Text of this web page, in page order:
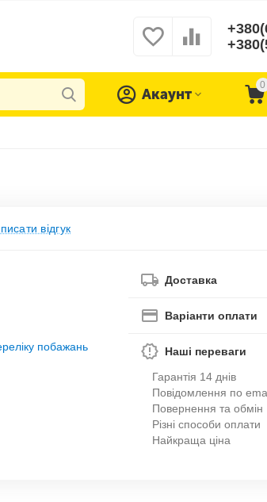
0
Акаунт
відгук
побажань
Доставка
Варіанти оплати
Наші переваги
Гарантія 14 днів
Повідомлення по
Повернення та обмін
Різні способи оплати
Найкраща ціна